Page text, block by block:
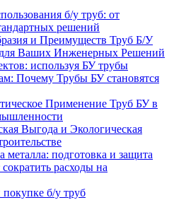
б/у труб: от
решений
и Преимуществ Труб Б/У
Ваших Инженерных Решений
используя БУ трубы
Почему Трубы БУ становятся
Применение Труб БУ в
Выгода и Экологическая
металла: подготовка и защита
расходы на
б/у труб